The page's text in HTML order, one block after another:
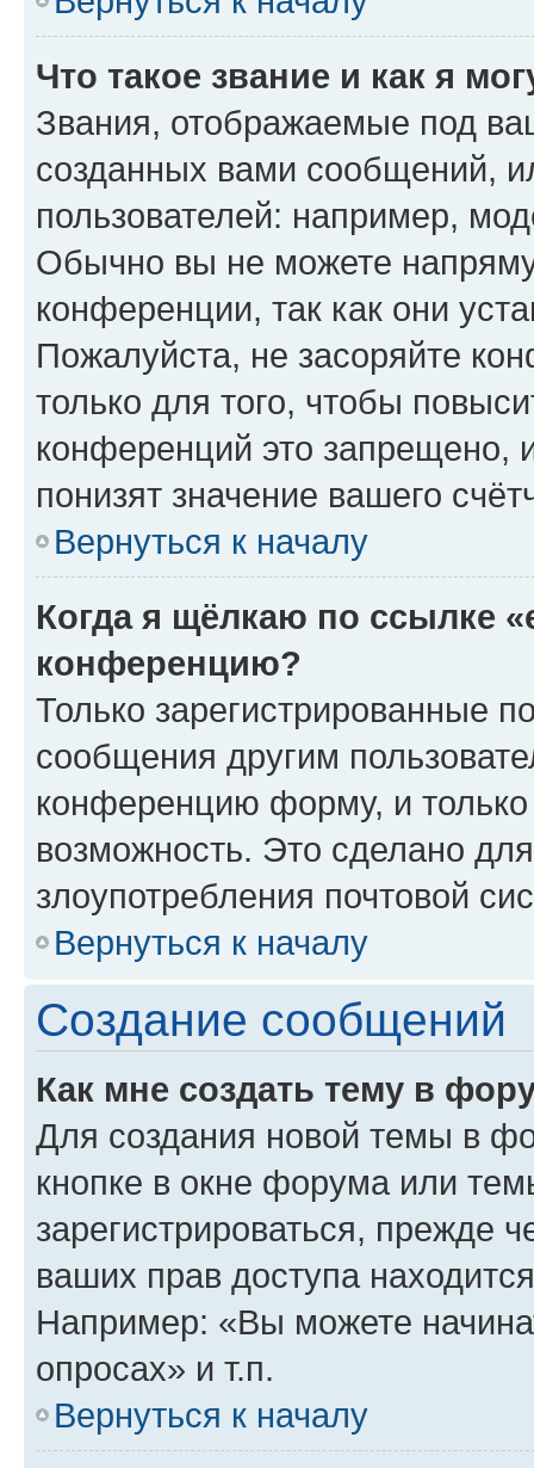
Что такое звание и как я
Звания, отображаемые под
созданных вами сообщений,
пользователей: например,
Обычно вы не можете
конференции, так как они
Пожалуйста, не засоряйте
только для того, чтобы
конференций это запрещено,
понизят значение вашего
Вернуться к началу
Когда я щёлкаю по ссылке
конференцию?
Только зарегистрированные
сообщения другим
конференцию форму, и
возможность. Это сделано
злоупотребления почтовой
Вернуться к началу
Создание сообщений
Как мне создать тему в
Для создания новой темы в
кнопке в окне форума или
зарегистрироваться, прежде
ваших прав доступа
Например: «Вы можете
опросах» и т.п.
Вернуться к началу